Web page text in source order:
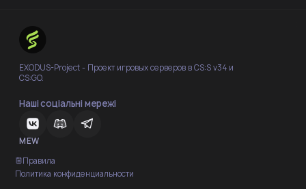
EXODUS-Project - Проект игровых серверов в CS:S v34 и
CS:GO.
Наші соціальні мережі
MEW
Правила
Политика конфиденциальности